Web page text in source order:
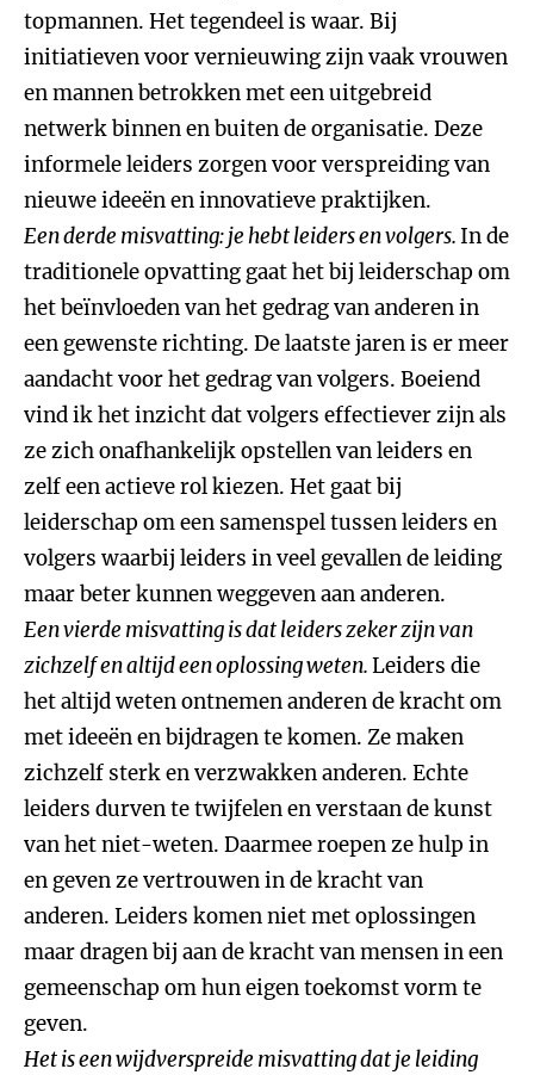
topmannen. Het tegendeel is waar. Bij
initiatieven voor vernieuwing zijn vaak vrouwen
en mannen betrokken met een uitgebreid
netwerk binnen en buiten de organisatie. Deze
informele leiders zorgen voor verspreiding van
nieuwe ideeën en innovatieve praktijken.
Een derde misvatting: je hebt leiders en volgers.In de
traditionele opvatting gaat het bij leiderschap om
het beïnvloeden van het gedrag van anderen in
een gewenste richting. De laatste jaren is er meer
aandacht voor het gedrag van volgers. Boeiend
vind ik het inzicht dat volgers effectiever zijn als
ze zich onafhankelijk opstellen van leiders en
zelf een actieve rol kiezen. Het gaat bij
leiderschap om een samenspel tussen leiders en
volgers waarbij leiders in veel gevallen de leiding
maar beter kunnen weggeven aan anderen.
Een vierde misvatting is dat leiders zeker zijn van
zichzelf en altijd een oplossing weten.Leiders die
het altijd weten ontnemen anderen de kracht om
met ideeën en bijdragen te komen. Ze maken
zichzelf sterk en verzwakken anderen. Echte
leiders durven te twijfelen en verstaan de kunst
van het niet-weten. Daarmee roepen ze hulp in
en geven ze vertrouwen in de kracht van
anderen. Leiders komen niet met oplossingen
maar dragen bij aan de kracht van mensen in een
gemeenschap om hun eigen toekomst vorm te
geven.
Het is een wijdverspreide misvatting dat je leiding